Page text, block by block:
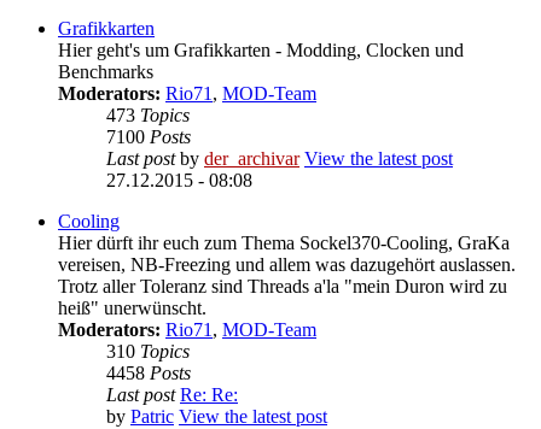
Grafikkarten
Hier geht's um Grafikkarten - Modding, Clocken und
Benchmarks
Moderators: Rio71, MOD-Team
473 Topics
7100 Posts
Last postby der_archivar View the latest post
27.12.2015 - 08:08
Cooling
Hier dürft ihr euch zum Thema Sockel370-Cooling, GraKa
vereisen, NB-Freezing und allem was dazugehört auslassen.
Trotz aller Toleranz sind Threads a'la "mein Duron wird zu
heiß" unerwünscht.
Moderators: Rio71, MOD-Team
310 Topics
4458 Posts
Last post Re: Re:
by Patric View the latest post